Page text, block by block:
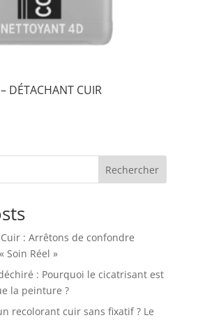
DÉTACHANT CUIR
€
Rechercher
: Arrêtons de confondre
Soin Réel »
: Pourquoi le cicatrisant est
la peinture ?
recolorant cuir sans fixatif ? Le